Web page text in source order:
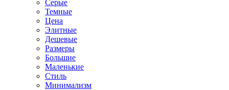
Серые
Темные
Цена
Элитные
Дешевые
Размеры
Большие
Маленькие
Стиль
Минимализм